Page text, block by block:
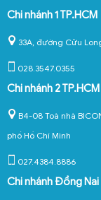
Chi nhánh 1 TP.HCM
33A, đường Cửu
028.3547.0355
Chi nhánh 2 TP.HCM
B4-08 Toà nhà
phố Hồ Chí Minh
027.4384.8886
Chi nhánh Đồng Nai